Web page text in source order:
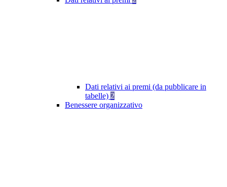
Dati relativi ai premi (da pubblicare in
tabelle) 2
Benessere organizzativo